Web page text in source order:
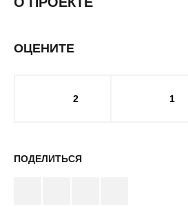
ОЦЕНИТЕ
2 1
ПОДЕЛИТЬСЯ